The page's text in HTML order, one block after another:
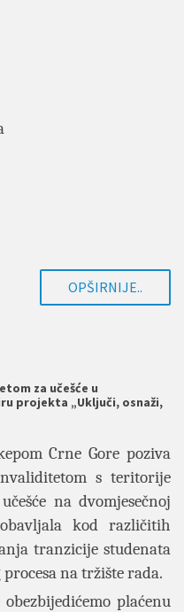
OPŠIRNIJE..
za učešće u
projekta „Uključi, osnaži,
Crne Gore poziva
s teritorije
na dvomjesečnoj
kod različitih
tranzicije studenata
na tržište rada.
plaćenu